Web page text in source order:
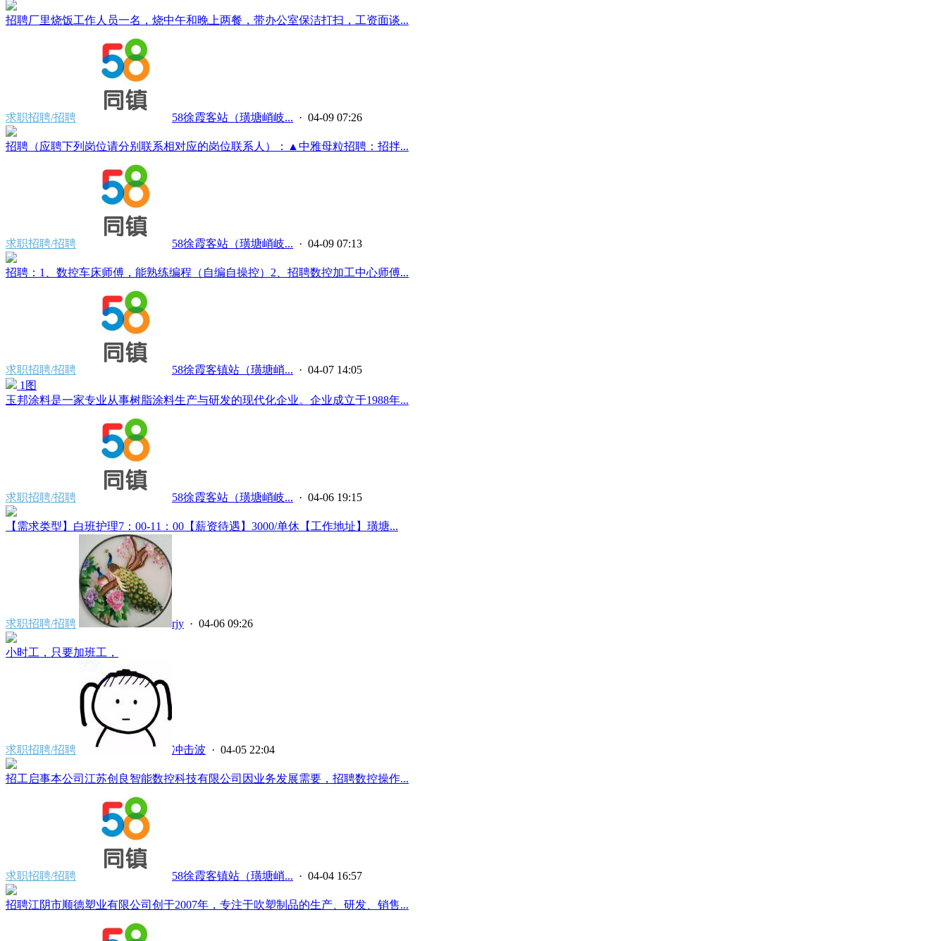
招聘厂里烧饭工作人员一名，烧中午和晚上两餐，带办公室保洁打扫，工资面谈...
求职招聘/招聘 58徐霞客站（璜塘峭岐... · 04-09 07:26
招聘（应聘下列岗位请分别联系相对应的岗位联系人）：▲中雅母粒招聘：招拌...
求职招聘/招聘 58徐霞客站（璜塘峭岐... · 04-09 07:13
招聘：1、数控车床师傅，能熟练编程（自编自操控）2、招聘数控加工中心师傅...
求职招聘/招聘 58徐霞客镇站（璜塘峭... · 04-07 14:05
1图
玉邦涂料是一家专业从事树脂涂料生产与研发的现代化企业。企业成立于1988年...
求职招聘/招聘 58徐霞客站（璜塘峭岐... · 04-06 19:15
【需求类型】白班护理7：00-11：00【薪资待遇】3000/单休【工作地址】璜塘...
求职招聘/招聘 rjy · 04-06 09:26
小时工，只要加班工，
求职招聘/招聘 冲击波 · 04-05 22:04
招工启事本公司江苏创良智能数控科技有限公司因业务发展需要，招聘数控操作...
求职招聘/招聘 58徐霞客镇站（璜塘峭... · 04-04 16:57
招聘江阴市顺德塑业有限公司创于2007年，专注于吹塑制品的生产、研发、销售...